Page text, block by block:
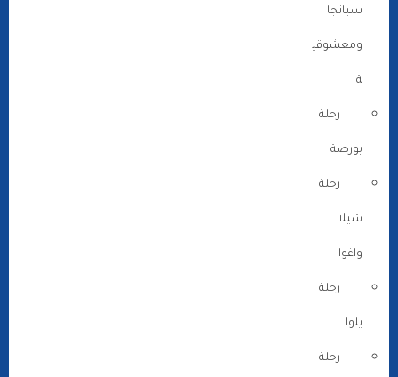
سبانجا
ومعشوقي
ة
رحلة
بورصة
رحلة
شيلا
واغوا
رحلة
يلوا
رحلة